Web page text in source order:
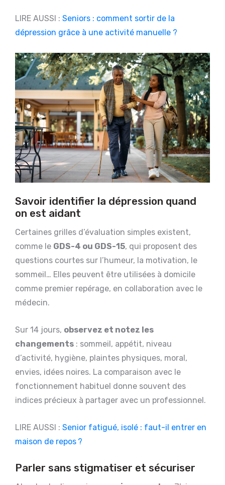
LIRE AUSSI : Seniors : comment sortir de la
dépression grâce à une activité manuelle ?
Savoir identifier la dépression quand
on est aidant
Certaines grilles d’évaluation simples existent,
comme le GDS-4 ou GDS-15, qui proposent des
questions courtes sur l’humeur, la motivation, le
sommeil… Elles peuvent être utilisées à domicile
comme premier repérage, en collaboration avec le
médecin.
Sur 14 jours, observez et notez les
changements : sommeil, appétit, niveau
d’activité, hygiène, plaintes physiques, moral,
envies, idées noires. La comparaison avec le
fonctionnement habituel donne souvent des
indices précieux à partager avec un professionnel.
LIRE AUSSI : Senior fatigué, isolé : faut-il entrer en
maison de repos ?
Parler sans stigmatiser et sécuriser